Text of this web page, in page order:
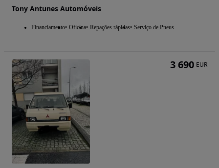
Tony Antunes Automóveis
Financiamento Oficina Repações rápidas Serviço de Pneus
3 690 EUR